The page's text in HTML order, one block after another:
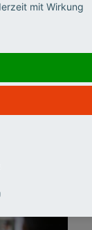
die
auch ein
an einem
mit Wirkung